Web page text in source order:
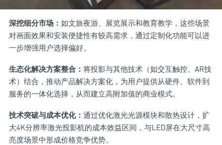
深挖细分市场： 如文旅夜游、展览展示和教育教学，这些场景
对画面效果和安装便捷性有较高需求，通过定制化功能可以进
一步增强用户选择偏好。
生态化解决方案整合： 将投影与其他技术（如交互触控、AR技
术）结合，推动产品解决方案化，为用户提供从硬件、软件到
服务的一体化选择，从而建立高附加值的商业模式。
技术突破与成本优化： 通过优化激光光源模块和散热设计，扩
大4K分辨率激光投影机的成本效益区间，与LED屏在大尺寸高
亮度场景中形成价格竞争优势。